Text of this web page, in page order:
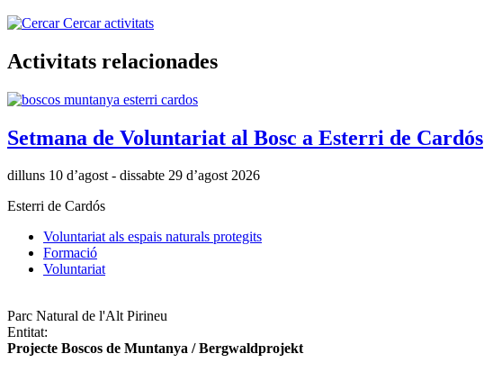
Cercar activitats
Activitats relacionades
Setmana de Voluntariat al Bosc a Esterri de Cardós
dilluns 10 d’agost - dissabte 29 d’agost 2026
Esterri de Cardós
Voluntariat als espais naturals protegits
Formació
Voluntariat
Parc Natural de l'Alt Pirineu
Entitat:
Projecte Boscos de Muntanya / Bergwaldprojekt